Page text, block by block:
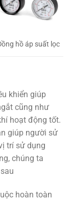
hồ áp suất lọc
khiển giúp
cũng như
hoạt động tốt.
giúp người sử
trí sử dụng
chúng ta
hoàn toàn